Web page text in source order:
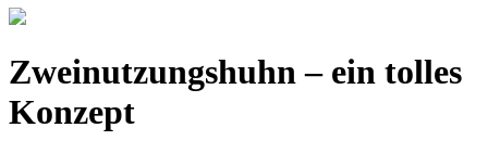
Zweinutzungshuhn – ein tolles
Konzept